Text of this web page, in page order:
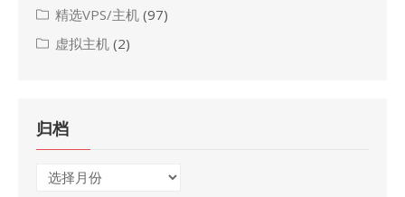
精选VPS/主机 (97)
虚拟主机 (2)
归档
归